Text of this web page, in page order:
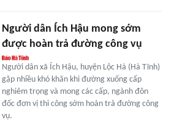
Người dân Ích Hậu mong sớm
được hoàn trả đường công vụ
Người dân xã Ích Hậu, huyện Lộc Hà (Hà Tĩnh)
gặp nhiều khó khăn khi đường xuống cấp
nghiêm trọng và mong các cấp, ngành đôn
đốc đơn vị thi công sớm hoàn trả đường công
vụ.